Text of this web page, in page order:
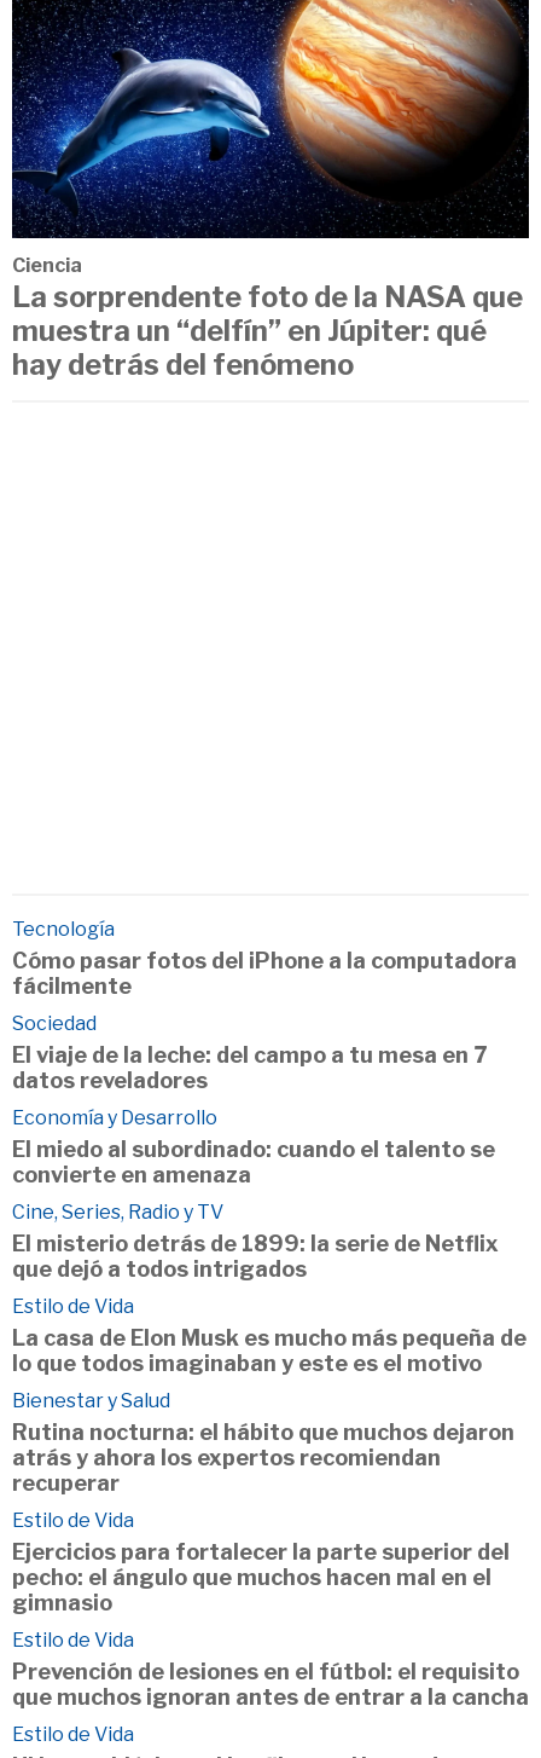
Ciencia
La sorprendente foto de la NASA que
muestra un “delfín” en Júpiter: qué
hay detrás del fenómeno
Tecnología
Cómo pasar fotos del iPhone a la computadora
fácilmente
Sociedad
El viaje de la leche: del campo a tu mesa en 7
datos reveladores
Economía y Desarrollo
El miedo al subordinado: cuando el talento se
convierte en amenaza
Cine, Series, Radio y TV
El misterio detrás de 1899: la serie de Netflix
que dejó a todos intrigados
Estilo de Vida
La casa de Elon Musk es mucho más pequeña de
lo que todos imaginaban y este es el motivo
Bienestar y Salud
Rutina nocturna: el hábito que muchos dejaron
atrás y ahora los expertos recomiendan
recuperar
Estilo de Vida
Ejercicios para fortalecer la parte superior del
pecho: el ángulo que muchos hacen mal en el
gimnasio
Estilo de Vida
Prevención de lesiones en el fútbol: el requisito
que muchos ignoran antes de entrar a la cancha
Estilo de Vida